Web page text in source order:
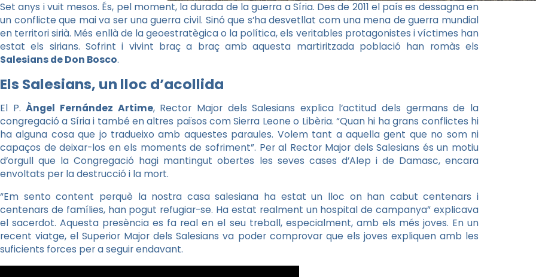
Set anys i vuit mesos. És, pel moment, la durada de la guerra a Síria. Des de 2011 el país es dessagna en
un conflicte que mai va ser una guerra civil. Sinó que s’ha desvetllat com una mena de guerra mundial
en territori sirià. Més enllà de la geoestratègica o la política, els veritables protagonistes i víctimes han
estat els sirians. Sofrint i vivint braç a braç amb aquesta martiritzada població han romàs els
Salesians deDon Bosco.
Els Salesians, un lloc d’acollida
El P.Àngel Fernández Artime, Rector Major dels Salesians explica l’actitud dels germans de la
congregació a Síria i també en altres països com Sierra Leone o Libèria. “Quan hi ha grans conflictes hi
ha alguna cosa que jo tradueixo amb aquestes paraules. Volem tant a aquella gent que no som ni
capaços de deixar-los en els moments de sofriment”. Per al Rector Major dels Salesians és un motiu
d’orgull que la Congregació hagi mantingut obertes les seves cases d’Alep i de Damasc, encara
envoltats per la destrucció i la mort.
“Em sento content perquè la nostra casa salesiana ha estat un lloc on han cabut centenars i
centenars de famílies, han pogut refugiar-se. Ha estat realment un hospital de campanya” explicava
el sacerdot. Aquesta presència es fa real en el seu treball, especialment, amb els més joves. En un
recent viatge, el Superior Major dels Salesians va poder comprovar que els joves expliquen amb les
suficients forces per a seguir endavant.